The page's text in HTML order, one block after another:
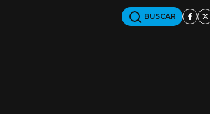
BUSCAR